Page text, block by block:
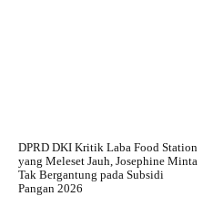
DPRD DKI Kritik Laba Food Station
yang Meleset Jauh, Josephine Minta
Tak Bergantung pada Subsidi
Pangan 2026